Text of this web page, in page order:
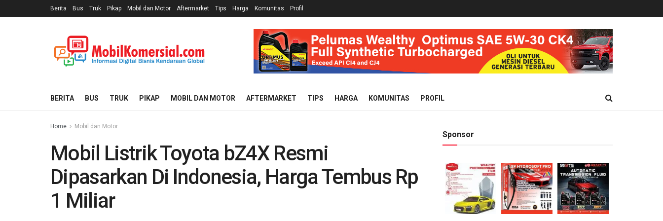
Berita Bus Truk Pikap Mobil dan Motor Aftermarket Tips Harga Komunitas Profil
BERITA BUS TRUK PIKAP MOBIL DAN MOTOR AFTERMARKET TIPS HARGA KOMUNITAS PROFIL
Home Mobil dan Motor
Mobil Listrik Toyota bZ4X Resmi
Dipasarkan Di Indonesia, Harga Tembus Rp
1 Miliar
Sponsor